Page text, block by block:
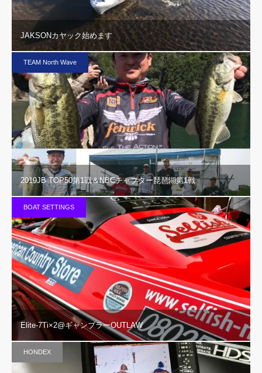
JAKSONカヤック始めます
TEAM North Wave
2019JB TOP50第1戦＆NBCチャプター琵琶湖第1戦
BOAT SETTINGS
Elite-7Ti×2@ギャンブラーOUTLAW
HONDEX